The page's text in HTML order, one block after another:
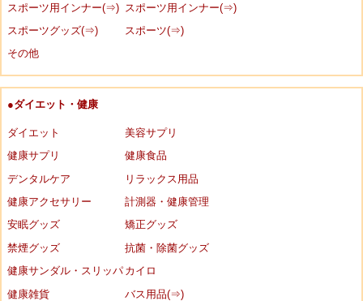
スポーツ用インナー(⇒)
スポーツ用インナー(⇒)
スポーツグッズ(⇒)
スポーツ(⇒)
その他
●ダイエット・健康
ダイエット
美容サプリ
健康サプリ
健康食品
デンタルケア
リラックス用品
健康アクセサリー
計測器・健康管理
安眠グッズ
矯正グッズ
禁煙グッズ
抗菌・除菌グッズ
健康サンダル・スリッパ カイロ
健康雑貨
バス用品(⇒)